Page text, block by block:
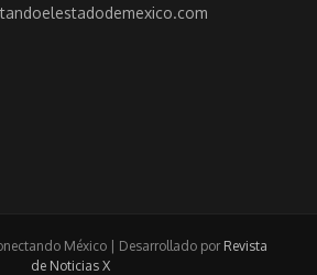
México | Desarrollado por Revista
de Noticias X